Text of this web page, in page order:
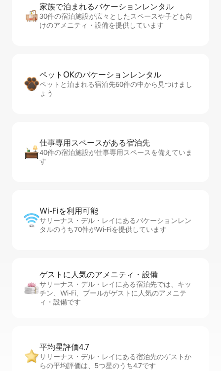
家族で泊まれるバ⁠ケ⁠ー⁠シ⁠ョ⁠ンレ⁠ン⁠タ⁠ル
30件の宿泊施設が広々としたスペースや子ども向
けのアメニティ・設備を提供しています
ペットOKのバ⁠ケ⁠ー⁠シ⁠ョ⁠ンレ⁠ン⁠タ⁠ル
ペットと泊まれる宿泊先60件の中から見つけまし
ょう
仕事専用ス⁠ペ⁠ー⁠スがあ⁠る宿⁠泊⁠先
40件の宿泊施設が仕事専用スペースを備えていま
す
Wi-Fiを利⁠用⁠可⁠能
サリーナス・デル・レイにあるバケーションレン
タルのうち70件がWi-Fiを提供しています
ゲストに人⁠気⁠のア⁠メ⁠ニ⁠テ⁠ィ・設⁠備
サリーナス・デル・レイにある宿泊先では、キッ
チン、Wi-Fi、プールがゲストに人気のアメニテ
ィ・設備です
平均星評価4.7
サリーナス・デル・レイにある宿泊先のゲストか
らの平均評価は、5つ星のうち4.7です